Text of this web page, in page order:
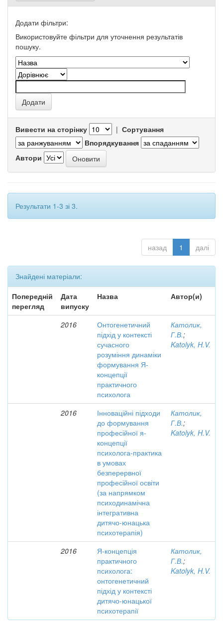
Додати фільтри:
Використовуйте фільтри для уточнення результатів
пошуку.
Вивести на сторінку | Сортування
Впорядкування
Автори
Результати 1-3 зі 3.
назад 1 далі
Знайдені матеріали:
Попередній
перегляд
Дата
випуску
Назва Автор(и)
2016
Онтогенетичний
підхід у контексті
сучасного
розуміння динаміки
формування Я-
концепції
практичного
психолога
Католик,
Г.В.;
Katolyk, H.V.
2016
Інноваційні підходи
до формування
професійної я-
концепції
психолога-практика
в умовах
безперервної
професійної освіти
(за напрямком
психодинамічна
інтегративна
дитячо-юнацька
психотерапія)
Католик,
Г.В.;
Katolyk, H.V.
2016
Я-концепція
практичного
психолога:
онтогенетичний
підхід у контексті
дитячо-юнацької
психотерапії
Католик,
Г.В.;
Katolyk, H.V.